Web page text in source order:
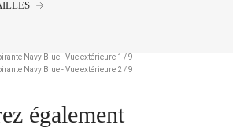
également